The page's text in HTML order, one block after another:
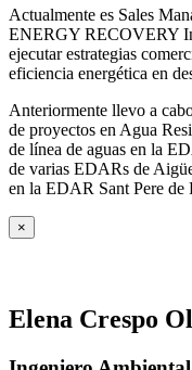
Actualmente es Sales
ENERGY RECOVERY
ejecutar estrategias
eficiencia energética en
Anteriormente llevo a
de proyectos en Agua
de línea de aguas en la
de varias EDARs de
en la EDAR Sant Pere de
×
Elena Crespo